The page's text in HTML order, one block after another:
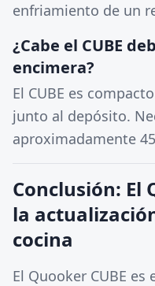
enfriamiento de un
¿Cabe el CUBE
encimera?
El CUBE es
junto al depósito.
aproximadamente
Conclusión: El
la
cocina
El Quooker CUBE